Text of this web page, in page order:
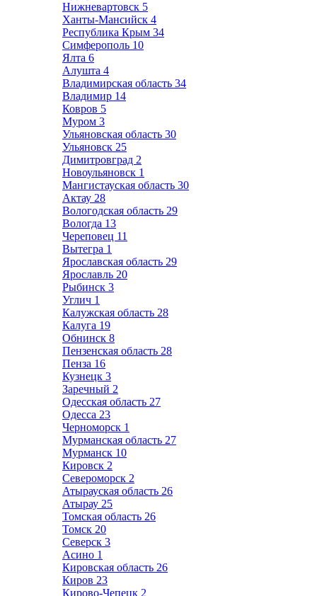
Нижневартовск 5
Ханты-Мансийск 4
Республика Крым 34
Симферополь 10
Ялта 6
Алушта 4
Владимирская область 34
Владимир 14
Ковров 5
Муром 3
Ульяновская область 30
Ульяновск 25
Димитровград 2
Новоульяновск 1
Мангистауская область 30
Актау 28
Вологодская область 29
Вологда 13
Череповец 11
Вытегра 1
Ярославская область 29
Ярославль 20
Рыбинск 3
Углич 1
Калужская область 28
Калуга 19
Обнинск 8
Пензенская область 28
Пенза 16
Кузнецк 3
Заречный 2
Одесская область 27
Одесса 23
Черноморск 1
Мурманская область 27
Мурманск 10
Кировск 2
Североморск 2
Атырауская область 26
Атырау 25
Томская область 26
Томск 20
Северск 3
Асино 1
Кировская область 26
Киров 23
Кирово-Чепецк 2